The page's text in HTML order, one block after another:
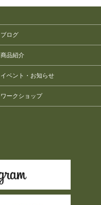
ブログ
商品紹介
イベント・お知らせ
ワークショップ